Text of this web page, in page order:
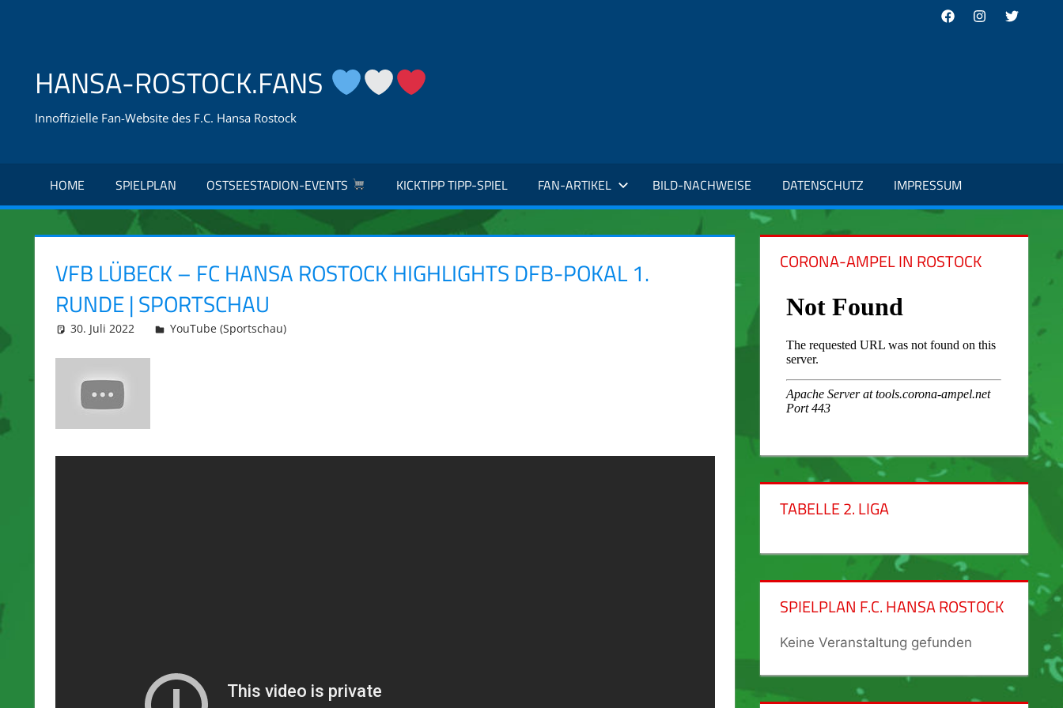
FacebookInstagram
Twitter
HANSA-ROSTOCK.FANS
Innoffizielle Fan-Website des F.C. Hansa Rostock
HOME SPIELPLAN OSTSEESTADION-EVENTS KICKTIPP TIPP-SPIEL FAN-ARTIKEL BILD-NACHWEISE DATENSCHUTZ IMPRESSUM
VFB LÜBECK – FC HANSA ROSTOCK HIGHLIGHTS DFB-POKAL 1.
RUNDE | SPORTSCHAU
30. Juli 2022 integromat
YouTube (Sportschau)
CORONA-AMPEL IN ROSTOCK
TABELLE 2. LIGA
SPIELPLAN F.C. HANSA ROSTOCK
Keine Veranstaltung gefunden